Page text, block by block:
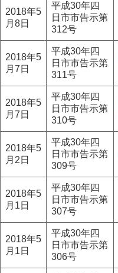
2018年5
月8日
平成30年四
日市市告示第
312号
2018年5
月7日
平成30年四
日市市告示第
311号
2018年5
月7日
平成30年四
日市市告示第
310号
2018年5
月2日
平成30年四
日市市告示第
309号
2018年5
月1日
平成30年四
日市市告示第
307号
2018年5
月1日
平成30年四
日市市告示第
306号